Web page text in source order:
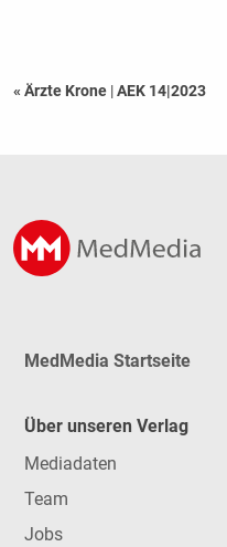
« Ärzte Krone |AEK 14|2023
MedMedia Startseite
Über unseren Verlag
Mediadaten
Team
Jobs